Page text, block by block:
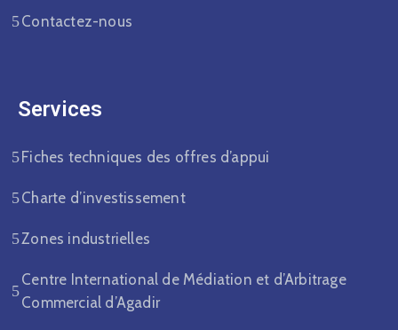
Contactez-nous
Services
Fiches techniques des offres d’appui
Charte d’investissement
Zones industrielles
Centre International de Médiation et d’Arbitrage
Commercial d’Agadir